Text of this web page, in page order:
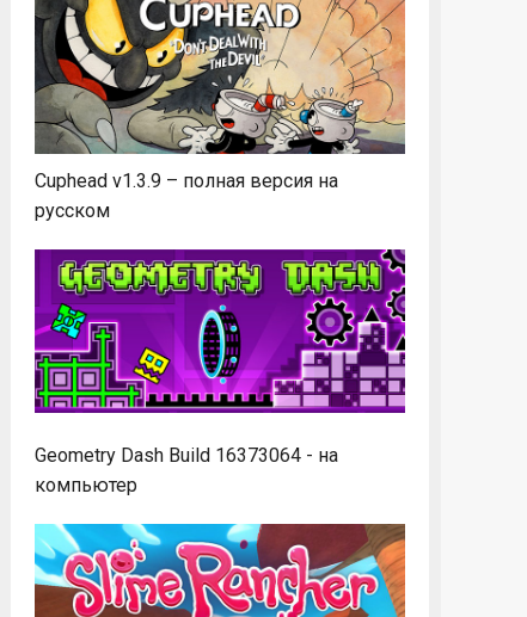
Cuphead v1.3.9 – полная версия на
русском
Geometry Dash Build 16373064 - на
компьютер